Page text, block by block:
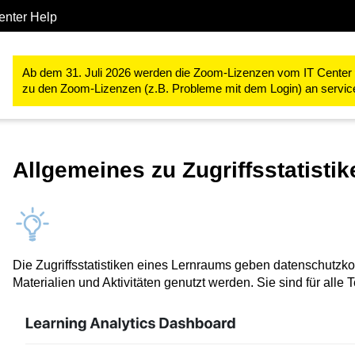
Help
Ab dem 31. Juli 2026 werden die Zoom-Lizenzen vom IT
zu den Zoom-Lizenzen (z.B. Probleme mit dem Login) an
Studium & Lehre RWTHmoodle Lehr- und Lernprozesse
Allgemeines zu
Die Zugriffsstatistiken eines Lernraums geben
Materialien und Aktivitäten genutzt werden. Sie sind für alle